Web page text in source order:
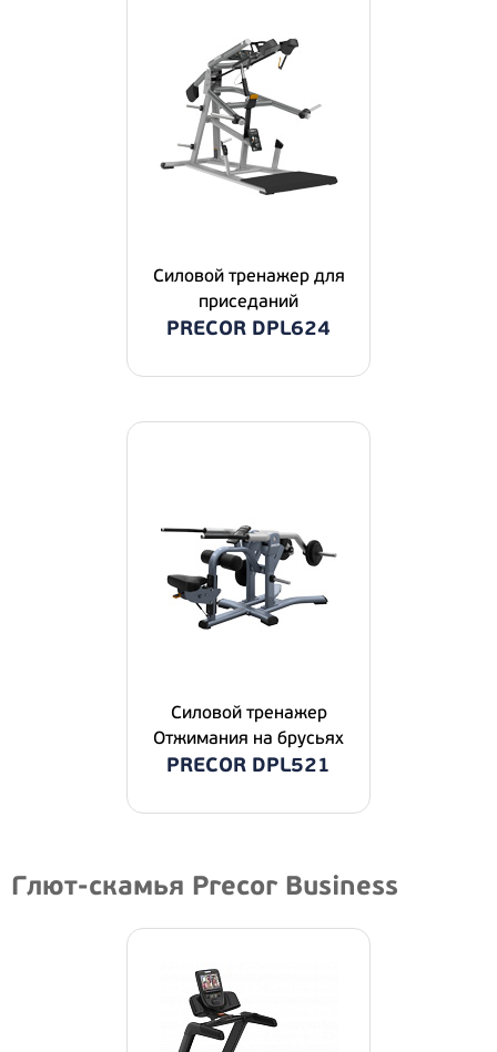
Силовой тренажер для
приседаний
PRECOR DPL624
Силовой тренажер
Отжимания на брусьях
PRECOR DPL521
Глют-скамья Precor Business